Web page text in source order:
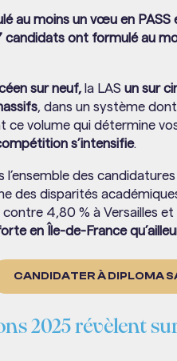
au moins un vœu en PASS
candidats ont formulé au
sur neuf, la LASun sur
, dans un système dont
ce volume qui détermine
s’intensifie.
des
des disparités
4,80 % à Versailles et
en Île-de-France
CANDIDATER À DIPLOMA
2025 révèlent